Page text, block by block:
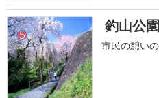
5 釣山公
市民の憩い